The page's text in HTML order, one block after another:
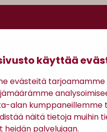
käyttää
evästeitä tarjoamamme
alan kumppaneillemme
näitä tietoja muihin
palvelujaan.